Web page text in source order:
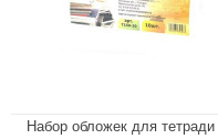
Набор обложек для тетради